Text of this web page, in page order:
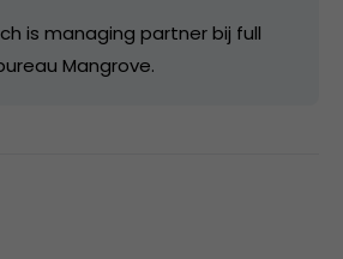
is managing partner bij full
Mangrove.